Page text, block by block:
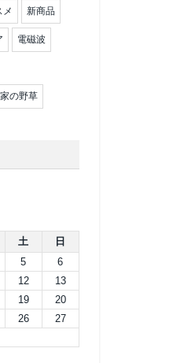
メ 新商品
電磁波
の野草
土
日
5
6
12
13
19
20
26
27